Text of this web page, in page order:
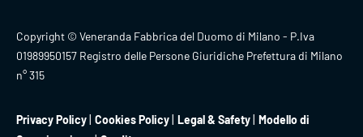
Copyright © Veneranda Fabbrica del Duomo di Milano - P.Iva
01989950157 Registro delle Persone Giuridiche Prefettura di Milano
n° 315
Privacy Policy Cookies Policy Legal & Safety Modello di